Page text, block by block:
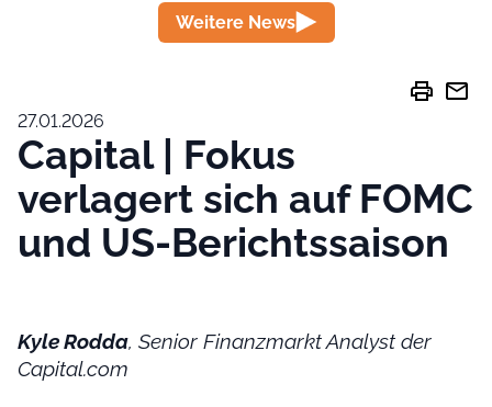
Weitere News
print mail
27.01.2026
Capital | Fokus
verlagert sich auf FOMC
und US-Berichtssaison
Kyle Rodda, Senior Finanzmarkt Analyst der
Capital.com